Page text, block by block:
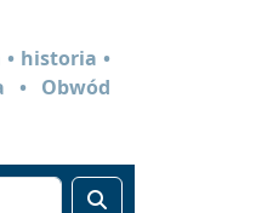
historia •
• Obwód